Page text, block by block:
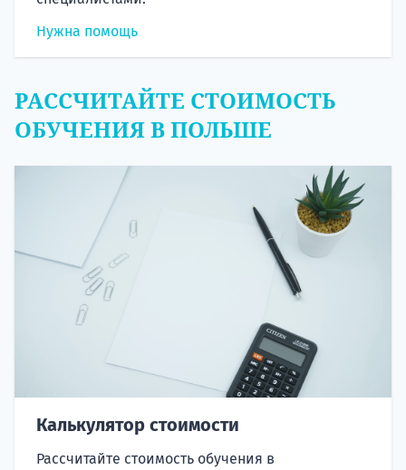
Нужна помощь
РАССЧИТАЙТЕ СТОИМОСТЬ
ОБУЧЕНИЯ В ПОЛЬШЕ
Калькулятор стоимости
Рассчитайте стоимость обучения в